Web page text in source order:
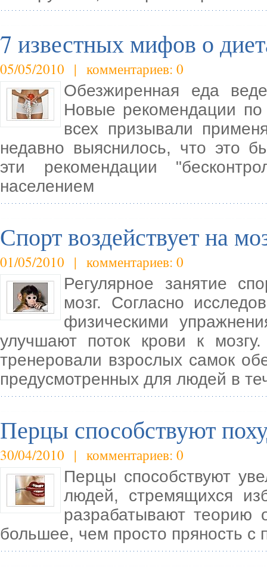
7 известных мифов о
05/05/2010 | комментариев: 0
Обезжиренная еда
Новые рекомендации
всех призывали
недавно выяснилось, что это
эти рекомендации
населением
Спорт воздействует на
01/05/2010 | комментариев: 0
Регулярное занятие
мозг. Согласно
физическими
улучшают поток крови к
тренеровали взрослых самок
предусмотренных для людей в
Перцы способствуют
30/04/2010 | комментариев: 0
Перцы способствуют
людей, стремящихся
разрабатывают теорию
большее, чем просто пряность с